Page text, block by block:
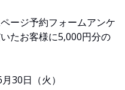
ージ予約フォームアンケ
たお客様に5,000円分の
30日（火）